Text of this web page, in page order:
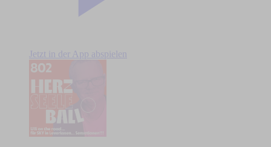
Jetzt in der App abspielen